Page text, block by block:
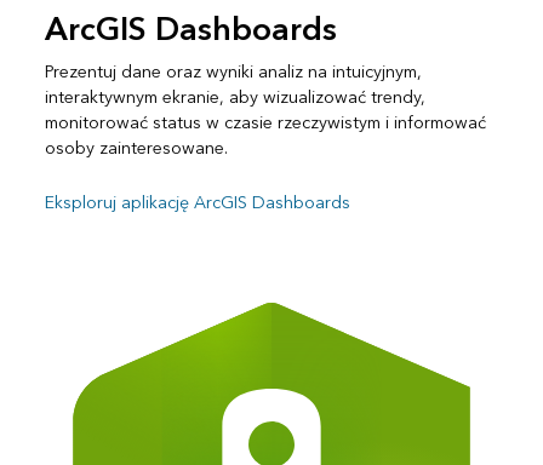
ArcGIS Dashboards
Prezentuj dane oraz wyniki analiz na intuicyjnym,
interaktywnym ekranie, aby wizualizować trendy,
monitorować status w czasie rzeczywistym i informować
osoby zainteresowane.
Eksploruj aplikację ArcGIS Dashboards